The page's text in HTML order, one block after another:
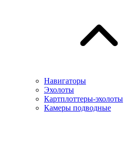
Навигаторы
Эхолоты
Картплоттеры-эхолоты
Камеры подводные